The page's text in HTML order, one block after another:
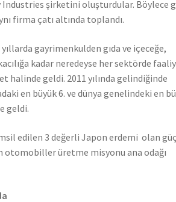
şirketini oluşturdular. Böylece
firma çatı altında toplandı.
gayrimenkulden gıda ve içeceğe,
kadar neredeyse her sektörde
halinde geldi. 2011 yılında gelindiğinde
en büyük 6. ve dünya genelindeki en
geldi.
edilen 3 değerli Japon erdemi olan
otomobiller üretme misyonu ana odağı